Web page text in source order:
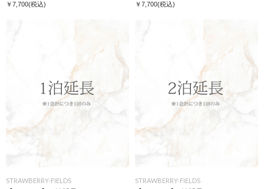
￥7,700(税込) ￥7,700(税込)
STRAWBERRY-FIELDS STRAWBERRY-FIELDS